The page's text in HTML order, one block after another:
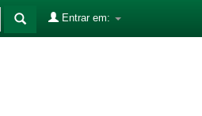
Entrar em: